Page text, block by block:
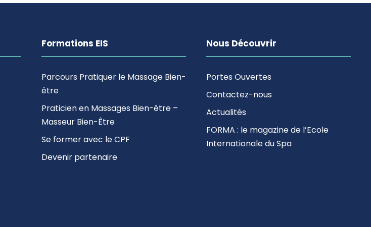
Formations EIS
Parcours Pratiquer le Massage Bien-
être
Praticien en Massages Bien-être –
Masseur Bien-Être
Se former avec le CPF
Devenir partenaire
Nous Découvrir
Portes Ouvertes
Contactez-nous
Actualités
FORMA : le magazine de l’Ecole
Internationale du Spa